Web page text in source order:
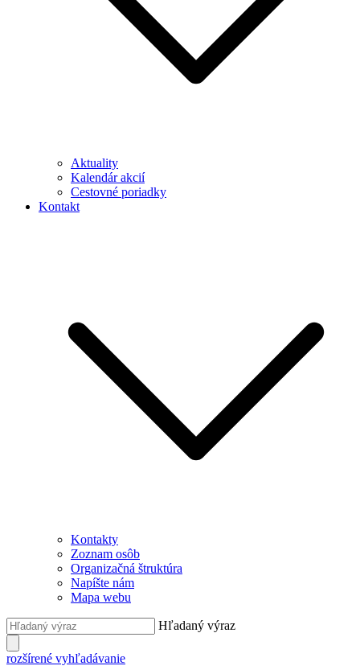
Aktuality
Kalendár akcií
Cestovné poriadky
Kontakt
Kontakty
Zoznam osôb
Organizačná štruktúra
Napíšte nám
Mapa webu
Hľadaný výraz
rozšírené vyhľadávanie